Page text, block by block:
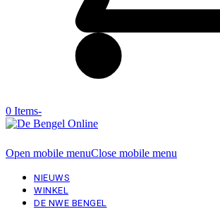
0 Items-
Open mobile menuClose mobile menu
NIEUWS
WINKEL
DE NWE BENGEL